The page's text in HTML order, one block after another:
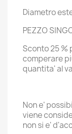
Diametro
PEZZO
Sconto 25 %
comperare
quantita' al
Non e'
viene
non si e'